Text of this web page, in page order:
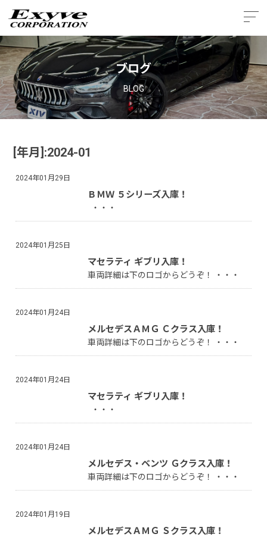
ブログ
BLOG
[年月]:2024-01
ＢＭＷ ５シリーズ入庫！
・・・
2024年01月29日
マセラティ ギブリ入庫！
車両詳細は下のロゴからどうぞ！ ・・・
2024年01月25日
メルセデスＡＭＧ Ｃクラス入庫！
車両詳細は下のロゴからどうぞ！ ・・・
2024年01月24日
マセラティ ギブリ入庫！
・・・
2024年01月24日
メルセデス・ベンツ Ｇクラス入庫！
車両詳細は下のロゴからどうぞ！ ・・・
2024年01月24日
メルセデスＡＭＧ Ｓクラス入庫！
2024年01月19日